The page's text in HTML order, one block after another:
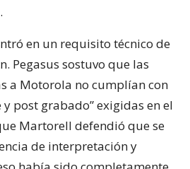
en un requisito técnico de
Pegasus sostuvo que las
a Motorola no cumplían con
y post grabado” exigidas en el
Martorell defendió que se
de interpretación y